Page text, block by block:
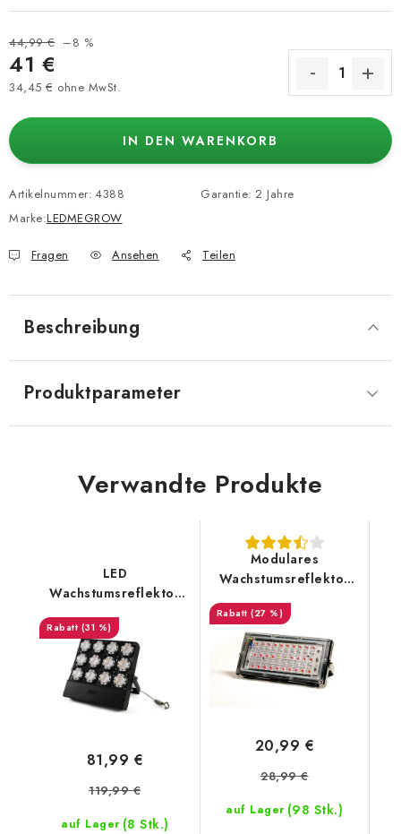
44,99 € –8 %
41 €
34,45 € ohne MwSt.
IN DEN WARENKORB
Artikelnummer: 4388
Marke:LEDMEGROW
Garantie: 2 Jahre
Fragen Ansehen Teilen
Beschreibung
Produktparameter
Verwandte Produkte
LED
Wachstumsreflektor
45W SANSI
(31 %)
auf Lager (8 Stk.)
81,99 €
119,99 €
Modulares
Wachstumsreflektor
50W Fullspektrum
(27 %)
auf Lager (98 Stk.)
20,99 €
28,99 €